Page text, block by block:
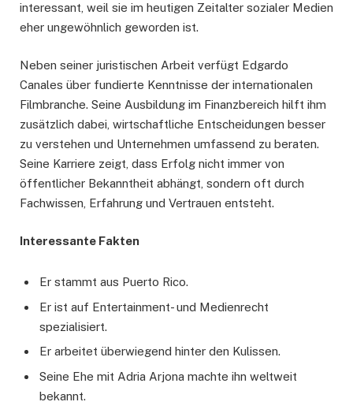
interessant, weil sie im heutigen Zeitalter sozialer Medien
eher ungewöhnlich geworden ist.
Neben seiner juristischen Arbeit verfügt Edgardo
Canales über fundierte Kenntnisse der internationalen
Filmbranche. Seine Ausbildung im Finanzbereich hilft ihm
zusätzlich dabei, wirtschaftliche Entscheidungen besser
zu verstehen und Unternehmen umfassend zu beraten.
Seine Karriere zeigt, dass Erfolg nicht immer von
öffentlicher Bekanntheit abhängt, sondern oft durch
Fachwissen, Erfahrung und Vertrauen entsteht.
Interessante Fakten
Er stammt aus Puerto Rico.
Er ist auf Entertainment- und Medienrecht
spezialisiert.
Er arbeitet überwiegend hinter den Kulissen.
Seine Ehe mit Adria Arjona machte ihn weltweit
bekannt.